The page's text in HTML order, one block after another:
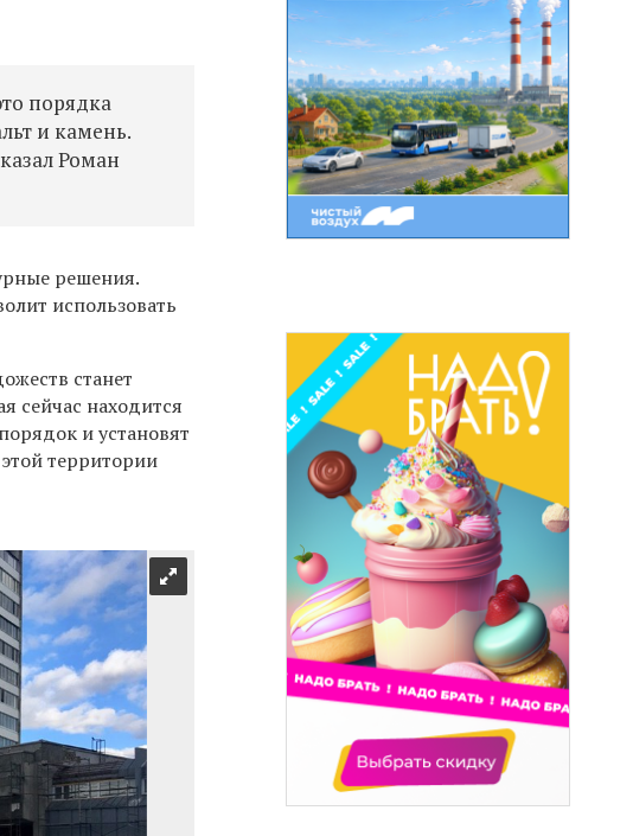
порядка
и камень.
Роман
решения.
использовать
станет
сейчас находится
и установят
территории